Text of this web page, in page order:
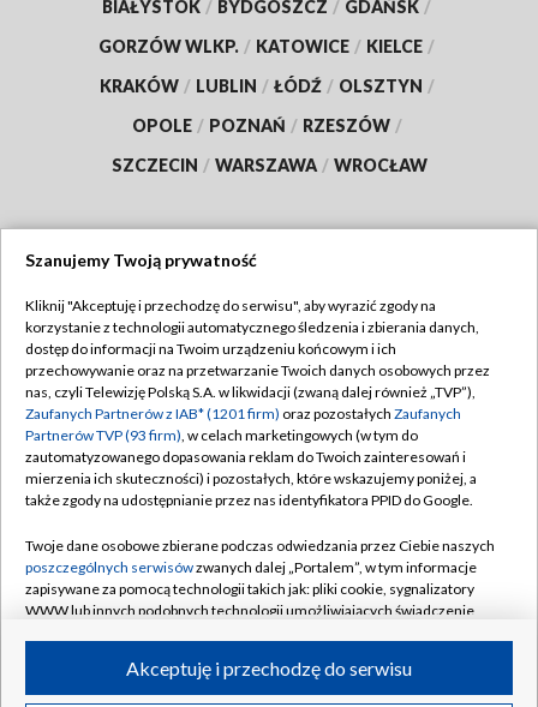
BIAŁYSTOK / BYDGOSZCZ / GDAŃSK /
GORZÓW WLKP. / KATOWICE / KIELCE /
KRAKÓW / LUBLIN / ŁÓDŹ / OLSZTYN /
OPOLE / POZNAŃ / RZESZÓW /
SZCZECIN / WARSZAWA / WROCŁAW
TVP
Abonament TVP
Emisja w TVP
Centrum informacji TVP
Naziemna Telewizja Cyfrowa
Rada Programowa
System NOS
Informacje o nadawcy
Program dla prasy
Regulamin TVP
Polityka prywatności
Moje zgody
Pomoc
Kontakt
Kanały
Szanujemy Twoją prywatność
Kliknij "Akceptuję i przechodzę do serwisu", aby wyrazić zgody na
korzystanie z technologii automatycznego śledzenia i zbierania danych,
dostęp do informacji na Twoim urządzeniu końcowym i ich
przechowywanie oraz na przetwarzanie Twoich danych osobowych przez
nas, czyli Telewizję Polską S.A. w likwidacji (zwaną dalej również „TVP”),
Zaufanych Partnerów z IAB* (1201 firm) oraz pozostałych Zaufanych
Partnerów TVP (93 firm), w celach marketingowych (w tym do
zautomatyzowanego dopasowania reklam do Twoich zainteresowań i
mierzenia ich skuteczności) i pozostałych, które wskazujemy poniżej, a
także zgody na udostępnianie przez nas identyfikatora PPID do Google.
Twoje dane osobowe zbierane podczas odwiedzania przez Ciebie naszych
poszczególnych serwisówzwanych dalej „Portalem”, w tym informacje
zapisywane za pomocą technologii takich jak: pliki cookie, sygnalizatory
WWW lub innych podobnych technologii umożliwiających świadczenie
ruchu w Internecie.Akceptuję i przechodzę do serwisu